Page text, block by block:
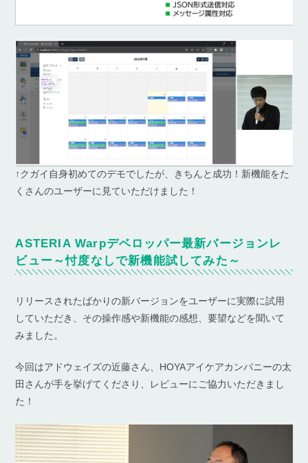
↑クガイ自身初めてのデモでしたが、きちんと成功！新機能をた
くさんのユーザーに見ていただけました！
ASTERIA Warpデベロッパー最新バージョンレ
ビュー～忖度なしで新機能試してみた～
リリースされたばかりの新バージョンをユーザーに実際に試用
していただき、その操作感や新機能の感想、要望などを聞いて
みました。
今回はアドウェイズの近藤さん、HOYAアイケアカンパニーの太
田さんが手を挙げてくださり、レビューにご協力いただきまし
た！